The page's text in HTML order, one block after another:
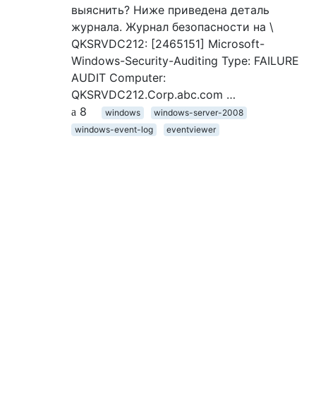
выяснить? Ниже приведена деталь
журнала. Журнал безопасности на \
QKSRVDC212: [2465151] Microsoft-
Windows-Security-Auditing Type: FAILURE
AUDIT Computer:
QKSRVDC212.Corp.abc.com …
8
windows
windows-server-2008
windows-event-log
eventviewer